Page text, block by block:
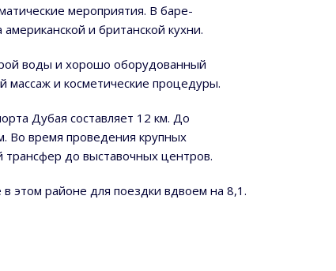
мероприятия. В баре-
и британской кухни.
воды и хорошо оборудованный
и косметические процедуры.
Дубая составляет 12 км. До
Во время проведения крупных
трансфер до выставочных центров.
этом районе для поездки вдвоем на 8,1.